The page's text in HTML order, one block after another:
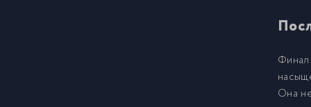
18 18
19 19
Она